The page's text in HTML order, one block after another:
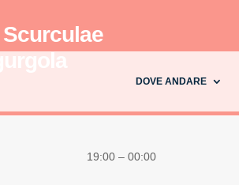
DOVE ANDARE
19:00 – 00:00